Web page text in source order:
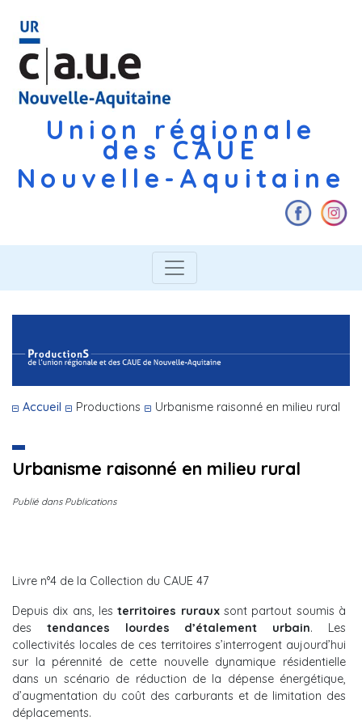
Union régionale
des CAUE
Nouvelle-Aquitaine
Accueil Productions Urbanisme raisonné en milieu rural
Urbanisme raisonné en milieu rural
Publié dans Publications
Livre n°4 de la Collection du CAUE 47
Depuis dix ans, les territoires rurauxsont partout soumis à
des tendances lourdes d’étalement urbain. Les
collectivités locales de ces territoires s’interrogent aujourd’hui
sur la pérennité de cette nouvelle dynamique résidentielle
dans un scénario de réduction de la dépense énergétique,
d’augmentation du coût des carburants et de limitation des
déplacements.